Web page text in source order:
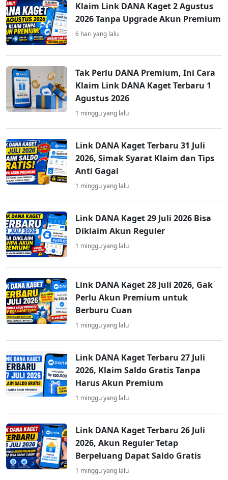
Klaim Link DANA Kaget 2 Agustus
2026 Tanpa Upgrade Akun Premium
6 hari yang lalu
Tak Perlu DANA Premium, Ini Cara
Klaim Link DANA Kaget Terbaru 1
Agustus 2026
1 minggu yang lalu
Link DANA Kaget Terbaru 31 Juli
2026, Simak Syarat Klaim dan Tips
Anti Gagal
1 minggu yang lalu
Link DANA Kaget 29 Juli 2026 Bisa
Diklaim Akun Reguler
1 minggu yang lalu
Link DANA Kaget 28 Juli 2026, Gak
Perlu Akun Premium untuk
Berburu Cuan
1 minggu yang lalu
Link DANA Kaget Terbaru 27 Juli
2026, Klaim Saldo Gratis Tanpa
Harus Akun Premium
1 minggu yang lalu
Link DANA Kaget Terbaru 26 Juli
2026, Akun Reguler Tetap
Berpeluang Dapat Saldo Gratis
1 minggu yang lalu